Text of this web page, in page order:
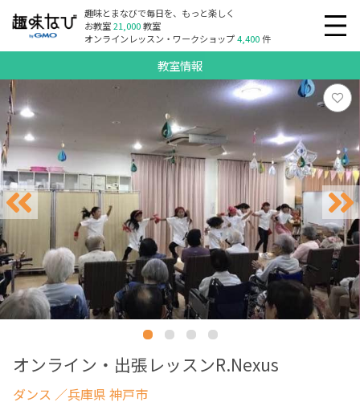
趣味とまなびで毎日を、もっと楽しく
お教室21,000教室
オンラインレッスン・ワークショップ4,400件
教室情報
オンライン・出張レッスンR.Nexus
ダンス ／兵庫県 神戸市